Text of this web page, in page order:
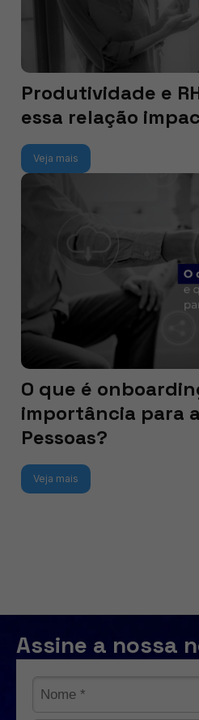
Produtividade e
essa relação
Veja mais
O que é
importância para
Pessoas?
Veja mais
Assine a nossa